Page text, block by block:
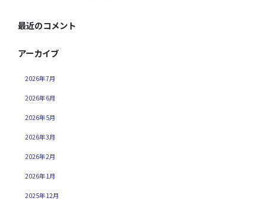
最近のコメント
アーカイブ
2026年7月
2026年6月
2026年5月
2026年3月
2026年2月
2026年1月
2025年12月